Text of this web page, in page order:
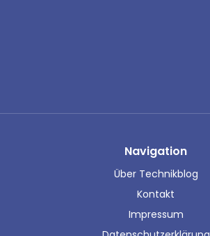
Navigation
Über Technikblog
Kontakt
Impressum